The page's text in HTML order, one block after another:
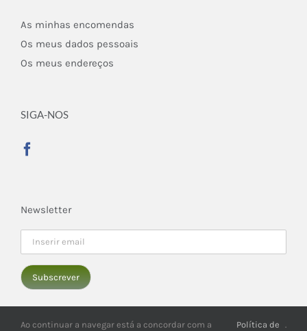
As minhas encomendas
Os meus dados pessoais
Os meus endereços
SIGA-NOS
Newsletter
Ao continuar a navegar está a concordar com a Política de .